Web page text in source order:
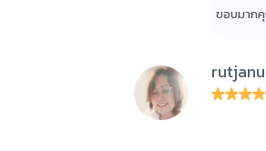
ขอบมาก
rutjanu